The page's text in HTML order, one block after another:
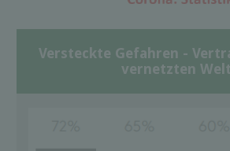
Versteckte Gefahren -
vernetzten Welt